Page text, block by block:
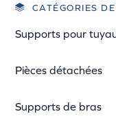
CATÉGORIES
Supports pour
Pièces détachées
Supports de bras